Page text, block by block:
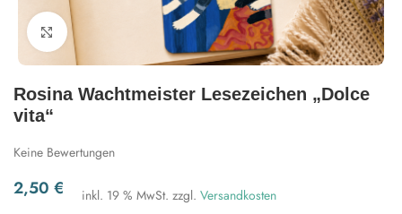
Zum Vergrößern klicken
Rosina Wachtmeister Lesezeichen „Dolce
vita“
Keine Bewertungen
2,50 € inkl. 19 % MwSt. zzgl. Versandkosten